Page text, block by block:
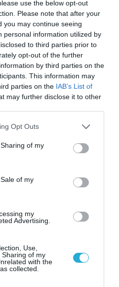
use the below opt-out
Please note that after your
you may continue seeing
personal information utilized by
to third parties prior to
opt-out of the further
by third parties on the
This information may
parties on the IAB’s List of
may further disclose it to other
app uses one or more Google
behaviour. You may click to
and its third-party tags to
purposes in below Google
Opt Outs
of my
of my
my
Advertising.
Use,
of my
with the
collected.
πεζοδρόμια» στην
χώρους